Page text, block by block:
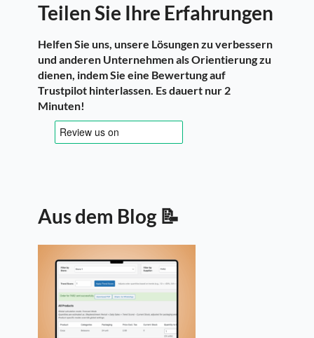
Teilen Sie Ihre Erfahrungen
Helfen Sie uns, unsere Lösungen zu verbessern
und anderen Unternehmen als Orientierung zu
dienen, indem Sie eine Bewertung auf
Trustpilot hinterlassen. Es dauert nur 2
Minuten!
Aus dem Blog 📝